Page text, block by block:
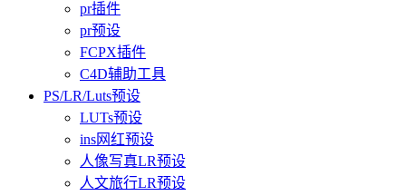
pr插件
pr预设
FCPX插件
C4D辅助工具
PS/LR/Luts预设
LUTs预设
ins网红预设
人像写真LR预设
人文旅行LR预设